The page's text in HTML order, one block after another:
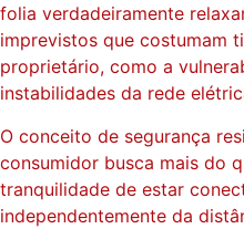
folia verdadeiramente
imprevistos que costumam
proprietário, como a
instabilidades da rede
O conceito de segurança
consumidor busca mais do
tranquilidade de estar
independentemente da